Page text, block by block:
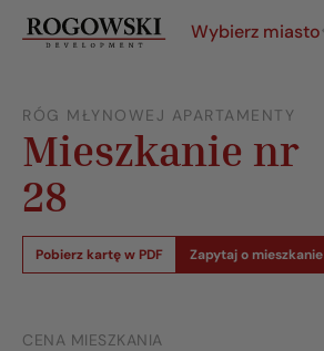
Wybierz miasto
RÓG MŁYNOWEJ APARTAMENTY
Mieszkanie nr
28
Pobierz kartę w PDF Zapytaj o mieszkanie
CENA MIESZKANIA